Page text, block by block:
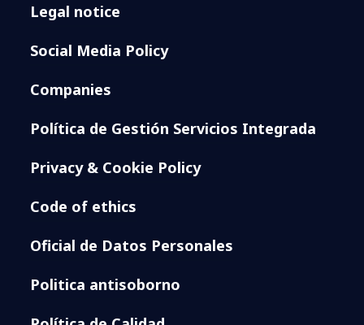
Legal notice
Social Media Policy
Companies
Política de Gestión Servicios Integrada
Privacy & Cookie Policy
Code of ethics
Oficial de Datos Personales
Politica antisoborno